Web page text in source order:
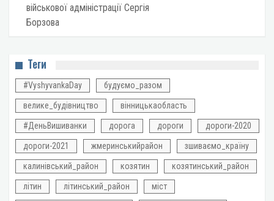
військової адміністрації Сергія
Борзова
Теги
#VyshyvankaDay будуємо_разом
велике_будівництво вінницькаобласть
#ДеньВишиванки дорога дороги дороги-2020
дороги-2021 жмеринськийрайон зшиваємо_країну
калинівський_район козятин козятинський_район
літин літинський_район міст